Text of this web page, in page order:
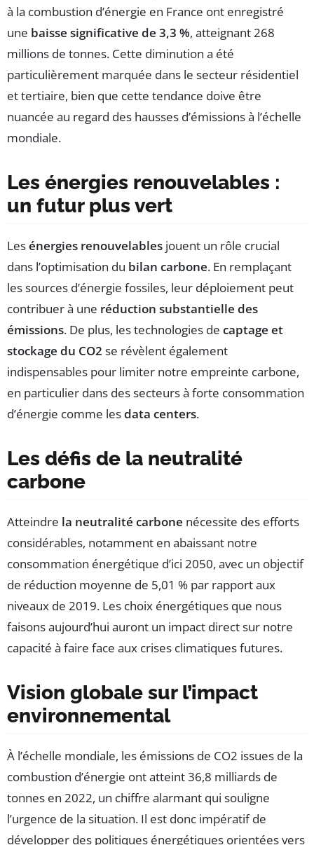
à la combustion d’énergie en France ont enregistré
une baisse significative de 3,3 %, atteignant 268
millions de tonnes. Cette diminution a été
particulièrement marquée dans le secteur résidentiel
et tertiaire, bien que cette tendance doive être
nuancée au regard des hausses d’émissions à l’échelle
mondiale.
Les énergies renouvelables :
un futur plus vert
Lesénergies renouvelables jouent un rôle crucial
dans l’optimisation du bilan carbone. En remplaçant
les sources d’énergie fossiles, leur déploiement peut
contribuer à une réduction substantielle des
émissions. De plus, les technologies de captage et
stockage du CO2 se révèlent également
indispensables pour limiter notre empreinte carbone,
en particulier dans des secteurs à forte consommation
d’énergie comme lesdata centers.
Les défis de la neutralité
carbone
Atteindre la neutralité carbone nécessite des efforts
considérables, notamment en abaissant notre
consommation énergétique d’ici 2050, avec un objectif
de réduction moyenne de 5,01 % par rapport aux
niveaux de 2019. Les choix énergétiques que nous
faisons aujourd’hui auront un impact direct sur notre
capacité à faire face aux crises climatiques futures.
Vision globale sur l’impact
environnemental
À l’échelle mondiale, les émissions de CO2 issues de la
combustion d’énergie ont atteint 36,8 milliards de
tonnes en 2022, un chiffre alarmant qui souligne
l’urgence de la situation. Il est donc impératif de
développer des politiques énergétiques orientées vers